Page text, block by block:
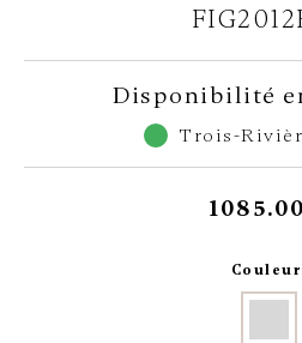
Disponibilité
Trois-